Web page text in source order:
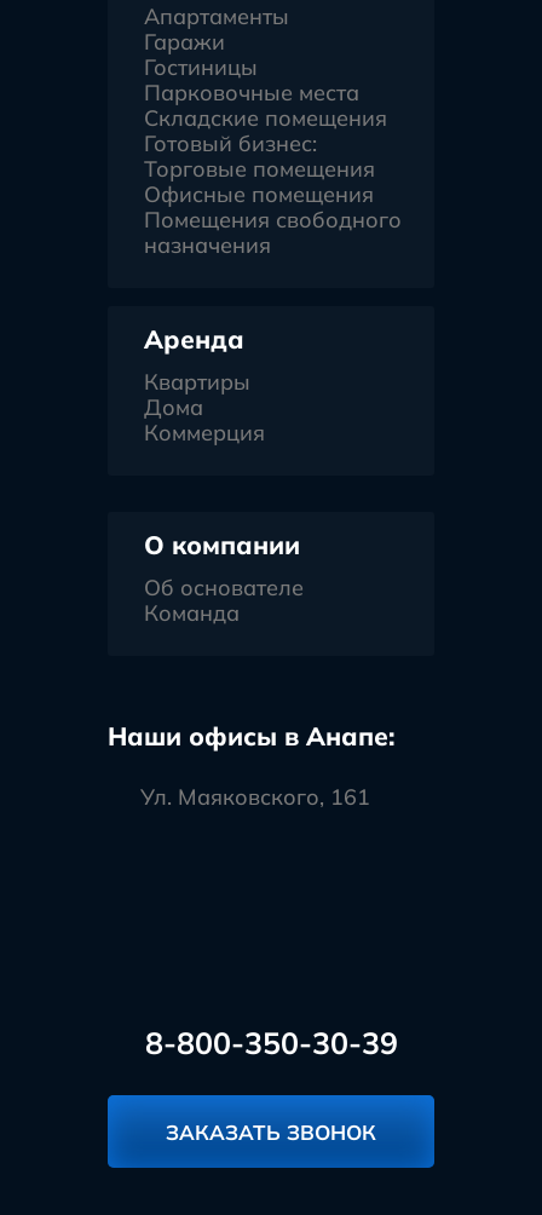
Апартаменты
Гаражи
Гостиницы
Парковочные места
Складские помещения
Готовый бизнес:
Торговые помещения
Офисные помещения
Помещения свободного
назначения
Аренда
Квартиры
Дома
Коммерция
О компании
Об основателе
Команда
Наши офисы в Анапе:
Ул. Маяковского, 161
8-800-350-30-39
ЗАКАЗАТЬ ЗВОНОК